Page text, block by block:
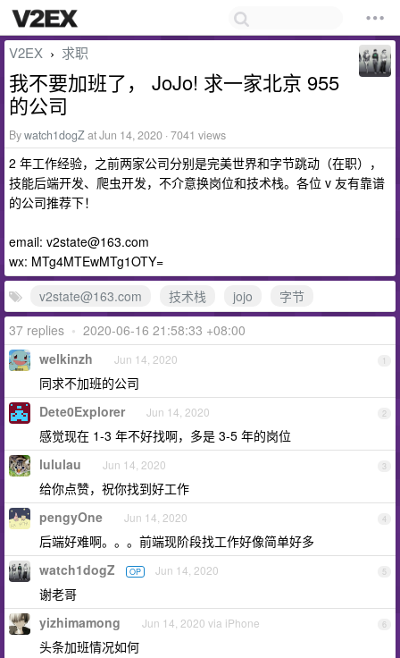
V2EX › 求职
我不要加班了， JoJo! 求一家北京 955
的公司
Bywatch1dogZat Jun 14, 2020 · 7041 views
2 年工作经验，之前两家公司分别是完美世界和字节跳动（在职），
技能后端开发、爬虫开发，不介意换岗位和技术栈。各位 v 友有靠谱
的公司推荐下！
email: v2state@163.com
wx: MTg4MTEwMTg1OTY=
v2state@163.com
技术栈 jojo
字节
37 replies • 2020-06-16 21:58:33 +08:00
1
welkinzh Jun 14, 2020
同求不加班的公司
2
Dete0Explorer Jun 14, 2020
感觉现在 1-3 年不好找啊，多是 3-5 年的岗位
3
lululau Jun 14, 2020
给你点赞，祝你找到好工作
4
pengyOne Jun 14, 2020
后端好难啊。。。前端现阶段找工作好像简单好多
5
watch1dogZ OP Jun 14, 2020
谢老哥
6
yizhimamong Jun 14, 2020 via iPhone
头条加班情况如何